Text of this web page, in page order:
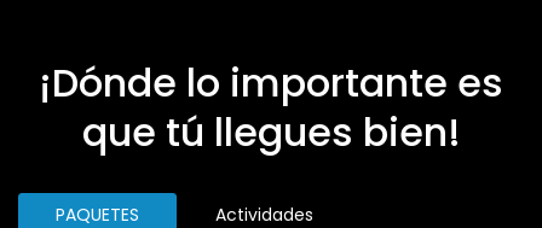
¡Dónde lo importante es
que tú llegues bien!
PAQUETES Actividades